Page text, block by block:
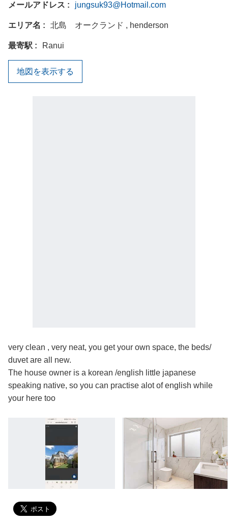
メールアドレス jungsuk93@Hotmail.com
エリア名 北島 オークランド , henderson
最寄駅 Ranui
地図を表示する
very clean , very neat, you get your own space, the beds/
duvet are all new.
The house owner is a korean /english little japanese
speaking native, so you can practise alot of english while
your here too